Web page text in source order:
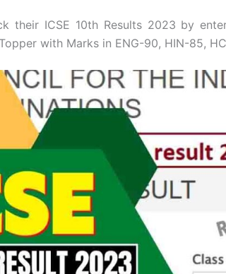
their ICSE 10th Results 2023 by
with Marks in ENG-90, HIN-85,